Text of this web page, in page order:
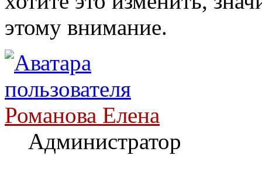
этому внимание.
Романова Елена
Администратор